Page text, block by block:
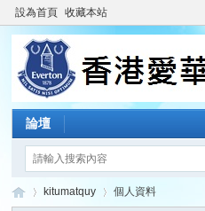
設為首頁 收藏本站
論壇
kitumatquy 個人資料